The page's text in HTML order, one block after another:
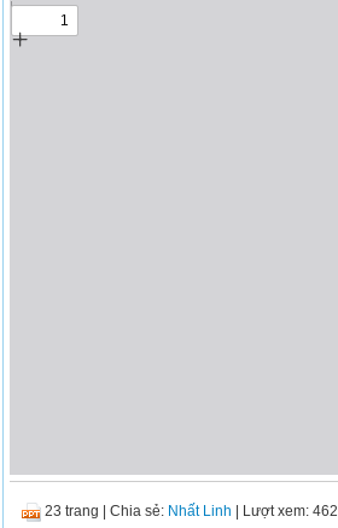
23 trang |Chia sẻ: Nhất Linh | Lượt xem: 462